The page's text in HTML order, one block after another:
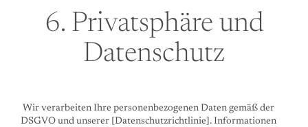
6. Privatsphäre und
Datenschutz
Wir verarbeiten Ihre personenbezogenen Daten gemäß der
DSGVO und unserer [Datenschutzrichtlinie]. Informationen